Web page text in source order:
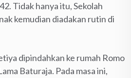
Tidak hanya itu, Sekolah
kemudian diadakan rutin di
dipindahkan ke rumah Romo
Baturaja. Pada masa ini,